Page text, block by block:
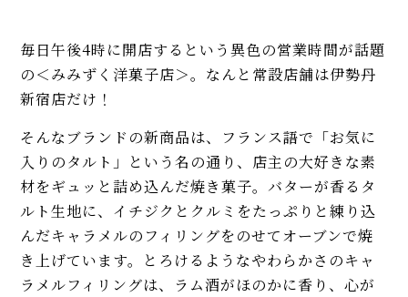
毎日午後4時に開店するという異色の営業時間が話題
の＜みみずく洋菓子店＞。なんと常設店舗は伊勢丹
新宿店だけ！
そんなブランドの新商品は、フランス語で「お気に
入りのタルト」という名の通り、店主の大好きな素
材をギュッと詰め込んだ焼き菓子。バターが香るタ
ルト生地に、イチジクとクルミをたっぷりと練り込
んだキャラメルのフィリングをのせてオーブンで焼
き上げています。とろけるようなやわらかさのキャ
ラメルフィリングは、ラム酒がほのかに香り、心が